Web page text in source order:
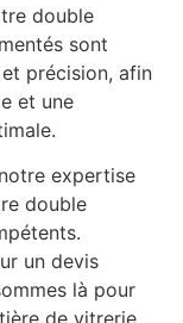
double
sont
précision, afin
et une
expertise
double
un devis
là pour